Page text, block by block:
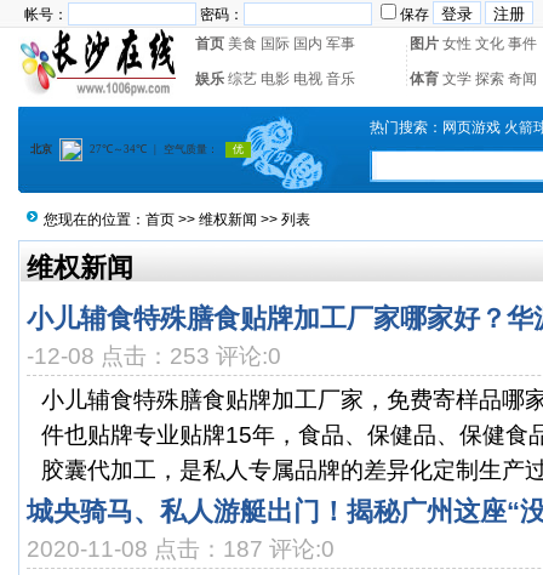
帐号： 密码：
保存
首页 美食 国际 国内 军事 图片 女性 文化 事件
娱乐 综艺 电影 电视 音乐 体育 文学 探索 奇闻
热门搜索： 网页游戏 火箭
您现在的位置： 首页 >> 维权新闻 >> 列表
维权新闻
小儿辅食特殊膳食贴牌加工厂家哪家好？华
-12-08 点击：253 评论:0
小儿辅食特殊膳食贴牌加工厂家，免费寄样品哪
件也贴牌专业贴牌15年，食品、保健品、保健食
胶囊代加工，是私人专属品牌的差异化定制生产
城央骑马、私人游艇出门！揭秘广州这座“
2020-11-08 点击：187 评论:0